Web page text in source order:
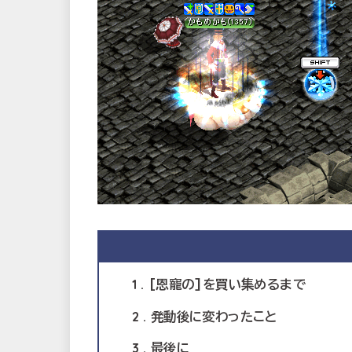
1 [恩寵の]を買い集めるまで
2 発動後に変わったこと
3 最後に